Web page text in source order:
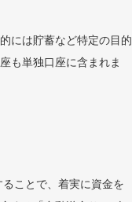
には貯蓄など特定の目的
も単独口座に含まれま
ことで、着実に資金を